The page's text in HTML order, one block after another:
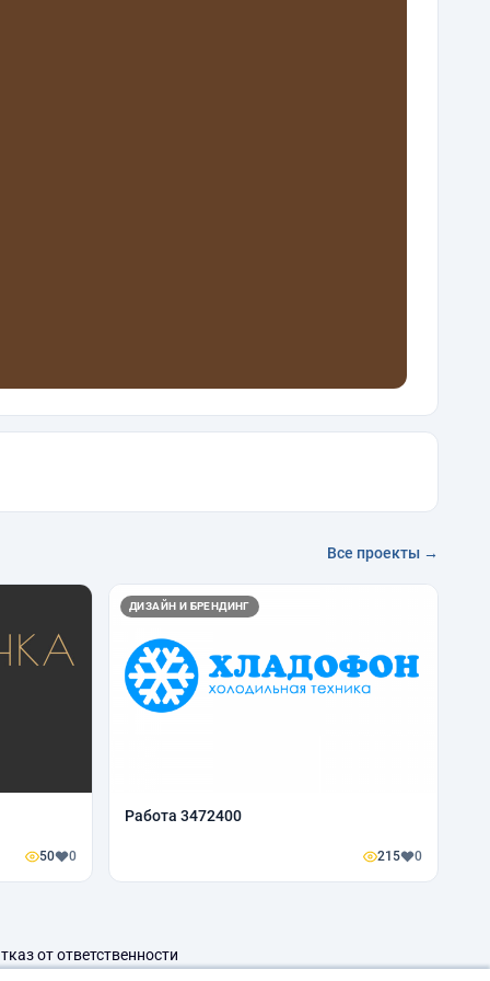
Все проекты →
50 0
ДИЗАЙН И БРЕНДИНГ
Работа 3472400
215 0
от ответственности